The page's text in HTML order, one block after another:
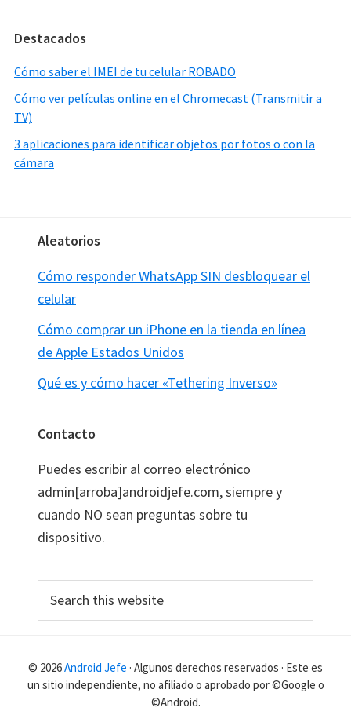
Destacados
Cómo saber el IMEI de tu celular ROBADO
Cómo ver películas online en el Chromecast (Transmitir a
TV)
3 aplicaciones para identificar objetos por fotos o con la
cámara
Footer
Aleatorios
Cómo responder WhatsApp SIN desbloquear el
celular
Cómo comprar un iPhone en la tienda en línea
de Apple Estados Unidos
Qué es y cómo hacer «Tethering Inverso»
Contacto
Puedes escribir al correo electrónico
admin[arroba]androidjefe.com, siempre y
cuando NO sean preguntas sobre tu
dispositivo.
© 2026Android Jefe · Algunos derechos reservados · Este es
un sitio independiente, no afiliado o aprobado por ©Google o
©Android.